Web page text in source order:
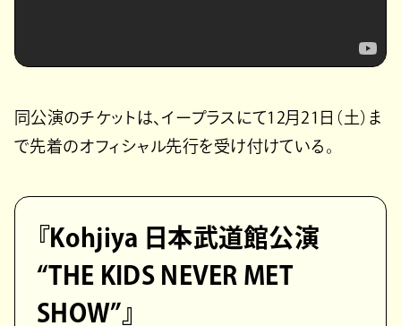
同公演のチケットは、イープラスにて12月21日（土）ま
で先着のオフィシャル先行を受け付けている。
『Kohjiya 日本武道館公演
“THE KIDS NEVER MET
SHOW”』